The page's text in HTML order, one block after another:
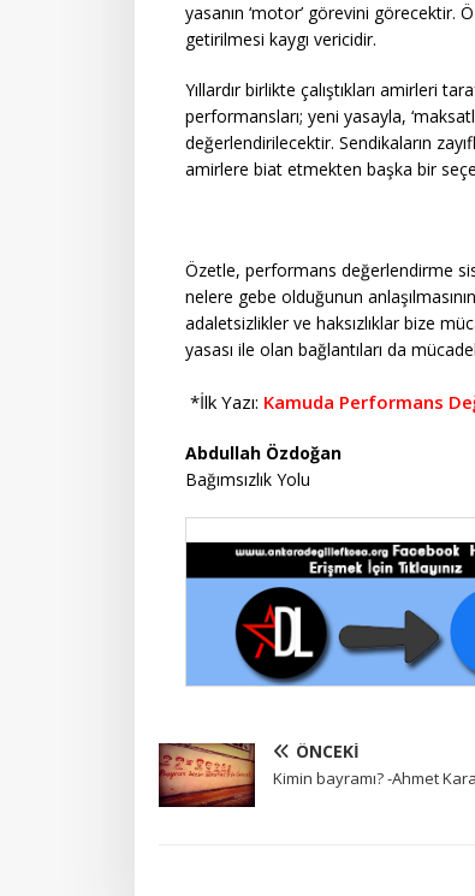
yasanın ‘motor’ görevini görecektir.
getirilmesi kaygı vericidir.
Yıllardır birlikte çalıştıkları amirleri
performansları; yeni yasayla,
değerlendirilecektir. Sendikaların
amirlere biat etmekten başka bir
Özetle, performans değerlendirme
nelere gebe olduğunun
adaletsizlikler ve haksızlıklar bize
yasası ile olan bağlantıları da
*İlk Yazı: Kamuda Performans
Abdullah Özdoğan
Bağımsızlık Yolu
ÖNCEKI
Kimin bayramı? -Ahmet